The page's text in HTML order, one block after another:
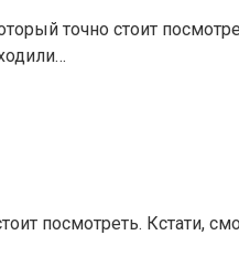
точно стоит
посмотреть. Кстати,